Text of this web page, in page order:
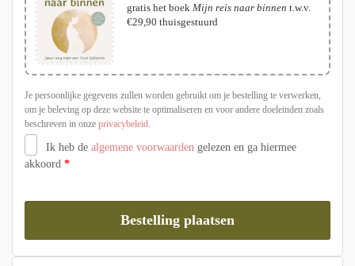
gratis het boek Mijn reis naar binnen t.w.v.
€29,90 thuisgestuurd
Je persoonlijke gegevens zullen worden gebruikt om je bestelling te verwerken,
om je beleving op deze website te optimaliseren en voor andere doeleinden zoals
beschreven in onze privacybeleid
Ik heb de algemene voorwaarden gelezen en ga hiermee
akkoord *
Bestelling plaatsen